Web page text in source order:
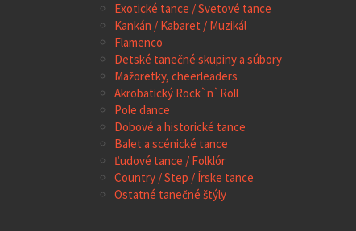
Exotické tance / Svetové tance
Kankán / Kabaret / Muzikál
Flamenco
Detské tanečné skupiny a súbory
Mažoretky, cheerleaders
Akrobatický Rock`n`Roll
Pole dance
Dobové a historické tance
Balet a scénické tance
Ľudové tance / Folklór
Country / Step / Írske tance
Ostatné tanečné štýly